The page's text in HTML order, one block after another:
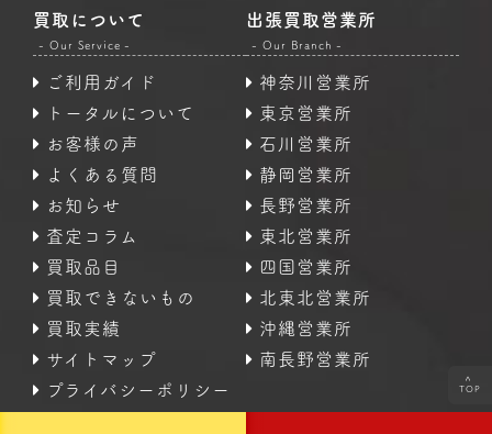
買取について
- Our Service -
ご利用ガイド
トータルについて
お客様の声
よくある質問
お知らせ
査定コラム
買取品目
買取できないもの
買取実績
サイトマップ
プライバシーポリシー
出張買取営業所
- Our Branch -
神奈川営業所
東京営業所
石川営業所
静岡営業所
長野営業所
東北営業所
四国営業所
北東北営業所
沖縄営業所
南長野営業所
<
TOP